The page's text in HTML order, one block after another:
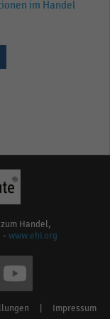
im Handel
Handel,
- www.ehi.org
Impressum